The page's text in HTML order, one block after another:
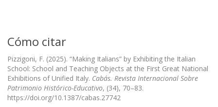
Cómo citar
Pizzigoni, F. (2025). “Making Italians” by Exhibiting the Italian
School: School and Teaching Objects at the First Great National
Exhibitions of Unified Italy. Cabás. Revista Internacional Sobre
Patrimonio Histórico-Educativo, (34), 70–83.
https://doi.org/10.1387/cabas.27742